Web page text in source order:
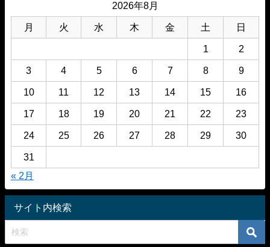
2026年8月
月 火 水 木 金 土 日
1 2
3 4 5 6 7 8 9
10 11 12 13 14 15 16
17 18 19 20 21 22 23
24 25 26 27 28 29 30
31
« 2月
サイト内検索